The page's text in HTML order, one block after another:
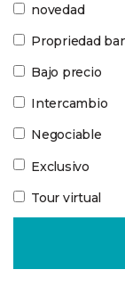
novedad
Propriedad
Bajo precio
Intercambio
Negociable
Exclusivo
Tour virtual